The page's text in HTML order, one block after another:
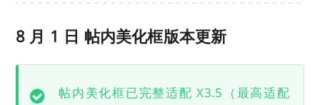
8 月 1 日 帖内美化框版本更新
帖内美化框已完整适配 X3.5（最高适配